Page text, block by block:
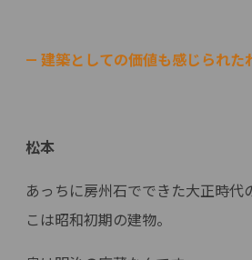
— 建築としての価値も感じられた
松本
あっちに房州石でできた大正時代
こは昭和初期の建物。